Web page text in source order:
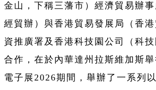
金山，下稱三藩市 ）經濟貿易辦
經貿辦）與香港貿易發展局（香
資推廣署及香港科技園公司（科
合作，在於內華達州拉斯維加斯
電子展2026期間，舉辦了一系列